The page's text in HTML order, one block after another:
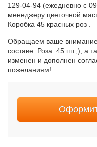
129-04-94 (ежедневно с
менеджеру цветочной
Коробка 45 красных роз .
Обращаем ваше
составе: Роза: 45 шт.,), а
изменен и дополнен
пожеланиям!